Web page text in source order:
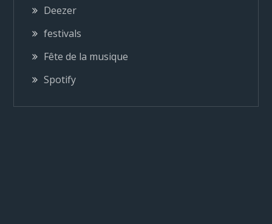
o
n
d
e
Deezer
festivals
Fête de la musique
Spotify